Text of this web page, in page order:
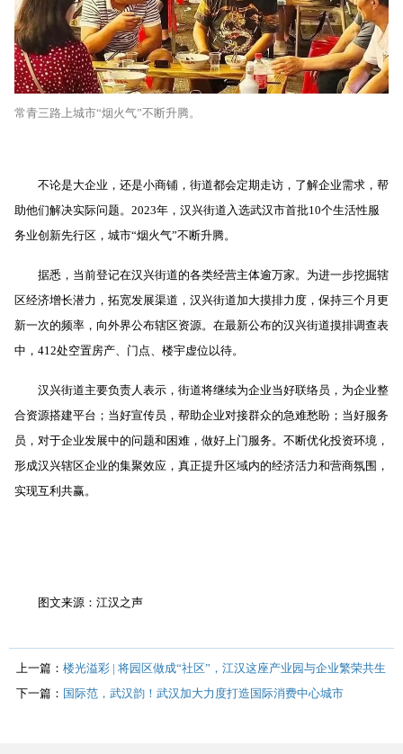
常青三路上城市“烟火气”不断升腾。
不论是大企业，还是小商铺，街道都会定期走访，了解企业需求，帮
助他们解决实际问题。 2023年，汉兴街道入选武汉市首批10个生活性服
务业创新先行区，城市“烟火气”不断升腾。
据悉，当前登记在汉兴街道的各类经营主体逾万家。为进一步挖掘辖
区经济增长潜力，拓宽发展渠道，汉兴街道加大摸排力度，保持三个月更
新一次的频率，向外界公布辖区资源。在最新公布的汉兴街道摸排调查表
中， 412处空置房产、门点、楼宇虚位以待。
汉兴街道主要负责人表示，街道将继续为企业当好联络员，为企业整
合资源搭建平台；当好宣传员，帮助企业对接群众的急难愁盼；当好服务
员，对于企业发展中的问题和困难，做好上门服务。不断优化投资环境，
形成汉兴辖区企业的集聚效应，真正提升区域内的经济活力和营商氛围，
实现互利共赢。
图文来源：江汉之声
上一篇： 楼光溢彩 | 将园区做成“社区”，江汉这座产业园与企业繁荣共生
下一篇： 国际范，武汉韵！武汉加大力度打造国际消费中心城市